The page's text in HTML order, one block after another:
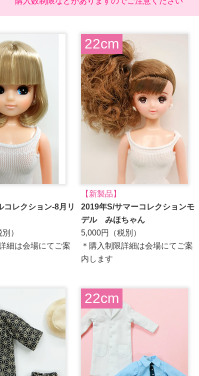
コレクション-8月リ
）
細は会場にてご案
22cm
【新製品】
2019年S/サマーコレクションモ
デル みほちゃん
5,000円（税別）
＊購入制限詳細は会場にてご案
内します
22cm